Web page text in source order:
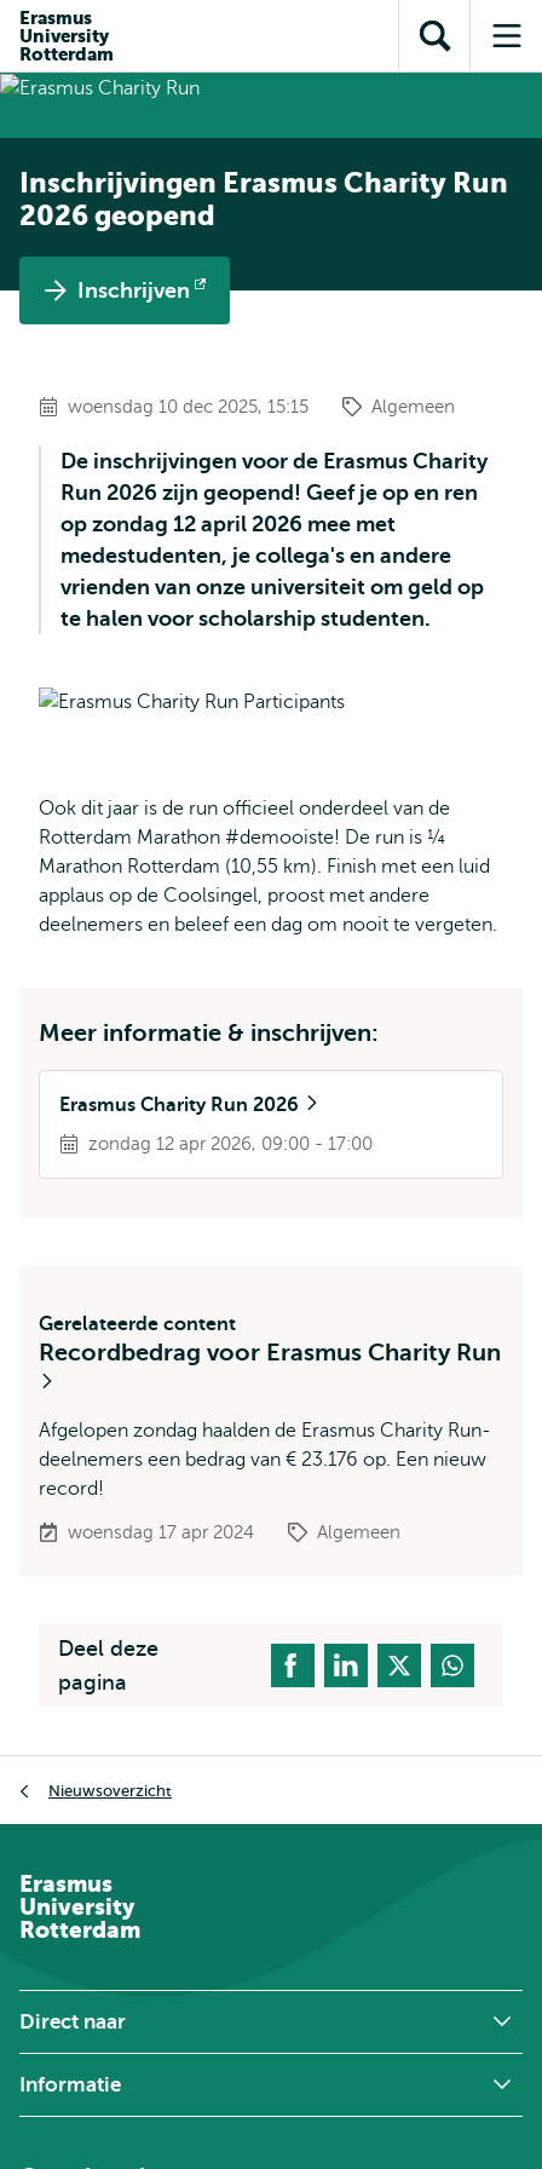
inhoud
Direct naar
subnavigatie
Erasmus
University
Rotterdam
Toon
zoekveld
Inschrijvingen Erasmus Charity Run
2026 geopend
Inschrijven
Opent
woensdag 10 dec 2025, 15:15 Algemeen
De inschrijvingen voor de Erasmus Charity
Run 2026 zijn geopend! Geef je op en ren
op zondag 12 april 2026 mee met
medestudenten, je collega's en andere
vrienden van onze universiteit om geld op
te halen voor scholarship studenten.
Ook dit jaar is de run officieel onderdeel van de
Rotterdam Marathon #demooiste! De run is ¼
Marathon Rotterdam (10,55 km). Finish met een luid
applaus op de Coolsingel, proost met andere
deelnemers en beleef een dag om nooit te vergeten.
Meer informatie & inschrijven:
Erasmus Charity Run 2026
zondag 12 apr 2026, 09:00 - 17:00
Gerelateerde content
Recordbedrag voor Erasmus Charity Run
Afgelopen zondag haalden de Erasmus Charity Run-
deelnemers een bedrag van € 23.176 op. Een nieuw
record!
woensdag 17 apr 2024 Algemeen
Deel deze
pagina
Nieuwsoverzicht
Erasmus
University
Rotterdam
Direct naar
Informatie